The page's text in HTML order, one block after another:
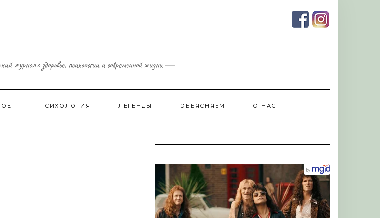
журнал о здоровье, психологии и современной жизни
ПСИХОЛОГИЯ ЛЕГЕНДЫ ОБЪЯСНЯЕМ О НАС